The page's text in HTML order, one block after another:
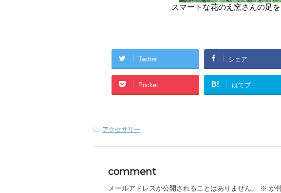
スマートな花のえ窯さんの足を
Twitter シェア
Pocket B! はてブ
-アクセサリー
comment
メールアドレスが公開されることはありません。 ※ が